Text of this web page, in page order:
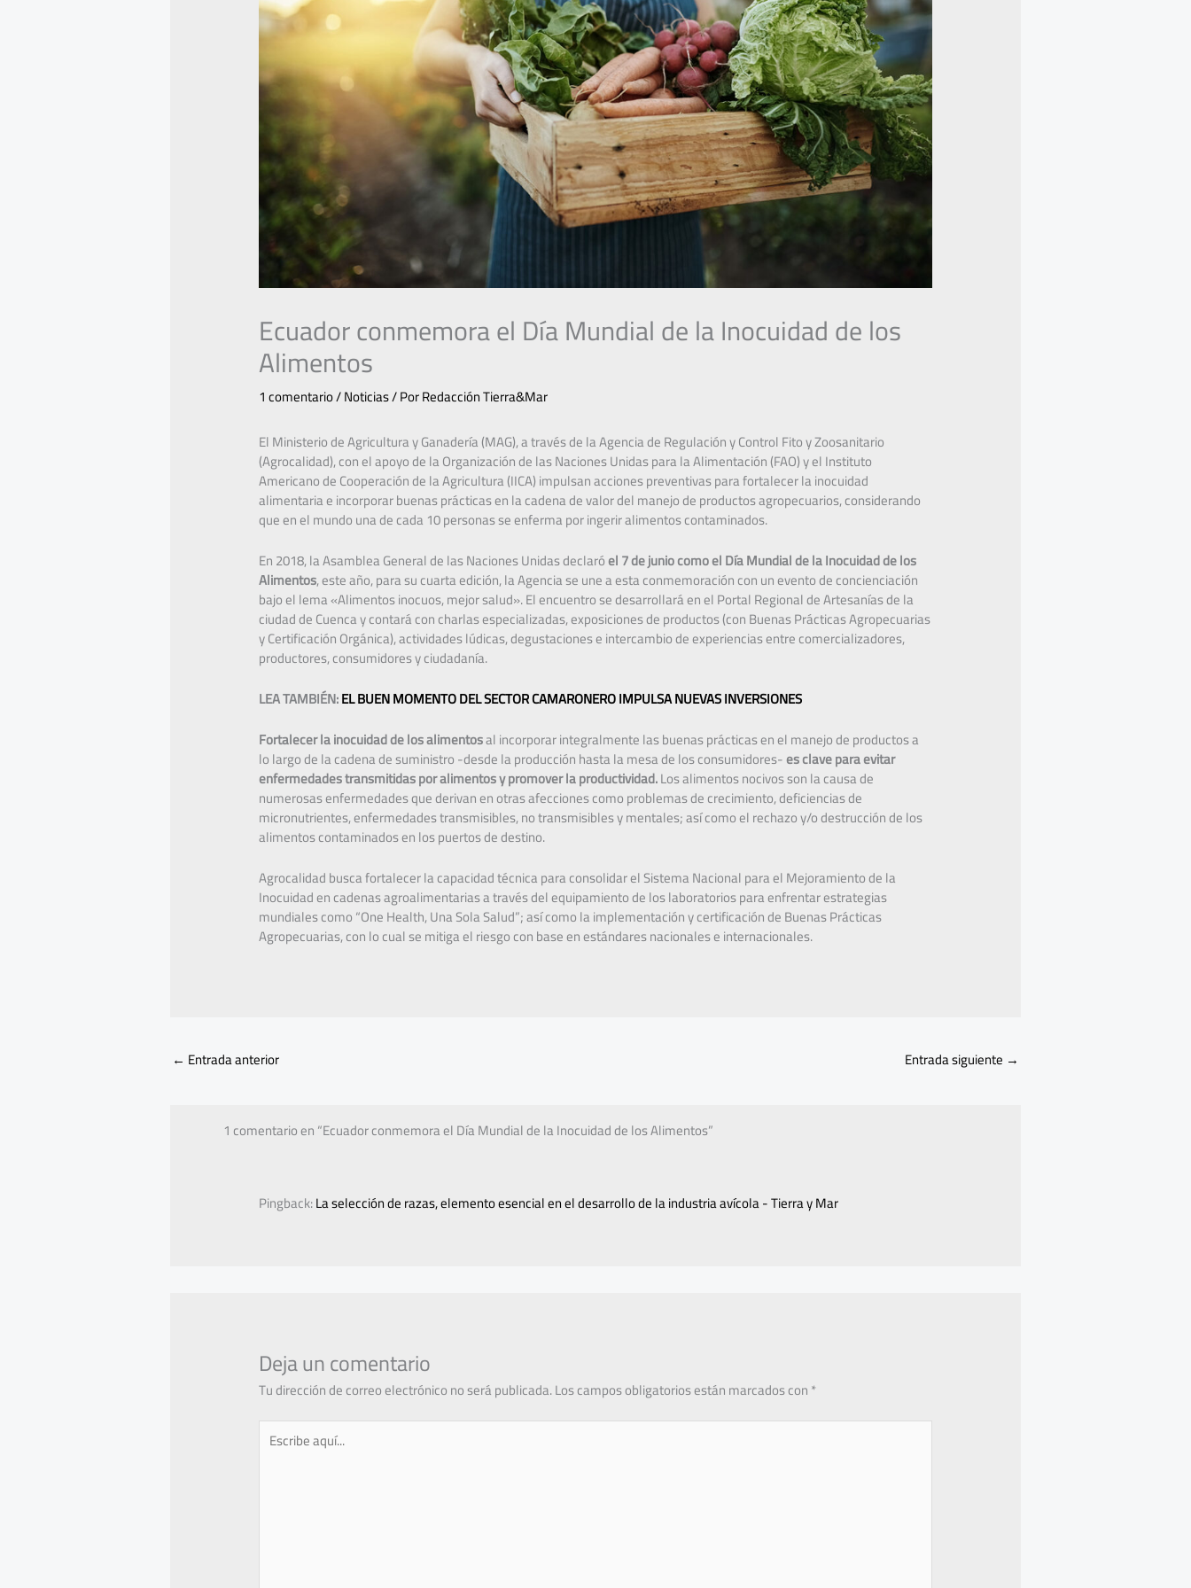
Ecuador conmemora el Día Mundial de la Inocuidad de los
Alimentos
1 comentario/Noticias/ PorRedacción Tierra&Mar
El Ministerio de Agricultura y Ganadería (MAG), a través de la Agencia de Regulación y Control Fito y Zoosanitario
(Agrocalidad), con el apoyo de la Organización de las Naciones Unidas para la Alimentación (FAO) y el Instituto
Americano de Cooperación de la Agricultura (IICA) impulsan acciones preventivas para fortalecer la inocuidad
alimentaria e incorporar buenas prácticas en la cadena de valor del manejo de productos agropecuarios, considerando
que en el mundo una de cada 10 personas se enferma por ingerir alimentos contaminados.
En 2018, la Asamblea General de las Naciones Unidas declaróel 7 de junio como el Día Mundial de la Inocuidad de los
Alimentos, este año, para su cuarta edición, la Agencia se une a esta conmemoración con un evento de concienciación
bajo el lema «Alimentos inocuos, mejor salud». El encuentro se desarrollará en el Portal Regional de Artesanías de la
ciudad de Cuenca y contará con charlas especializadas, exposiciones de productos (con Buenas Prácticas Agropecuarias
y Certificación Orgánica), actividades lúdicas, degustaciones e intercambio de experiencias entre comercializadores,
productores, consumidores y ciudadanía.
LEA TAMBIÉN:EL BUEN MOMENTO DEL SECTOR CAMARONERO IMPULSA NUEVAS INVERSIONES
Fortalecer la inocuidad de los alimentosal incorporar integralmente las buenas prácticas en el manejo de productos a
lo largo de la cadena de suministro -desde la producción hasta la mesa de los consumidores-es clave para evitar
enfermedades transmitidas por alimentos y promover la productividad.Los alimentos nocivos son la causa de
numerosas enfermedades que derivan en otras afecciones como problemas de crecimiento, deficiencias de
micronutrientes, enfermedades transmisibles, no transmisibles y mentales; así como el rechazo y/o destrucción de los
alimentos contaminados en los puertos de destino.
Agrocalidad busca fortalecer la capacidad técnica para consolidar el Sistema Nacional para el Mejoramiento de la
Inocuidad en cadenas agroalimentarias a través del equipamiento de los laboratorios para enfrentar estrategias
mundiales como “One Health, Una Sola Salud”; así como la implementación y certificación de Buenas Prácticas
Agropecuarias, con lo cual se mitiga el riesgo con base en estándares nacionales e internacionales.
← Entrada anterior Entrada siguiente →
1 comentario en “Ecuador conmemora el Día Mundial de la Inocuidad de los Alimentos”
Pingback:La selección de razas, elemento esencial en el desarrollo de la industria avícola - Tierra y Mar
Deja un comentario
Tu dirección de correo electrónico no será publicada.Los campos obligatorios están marcados con*
Escribe
aquí...